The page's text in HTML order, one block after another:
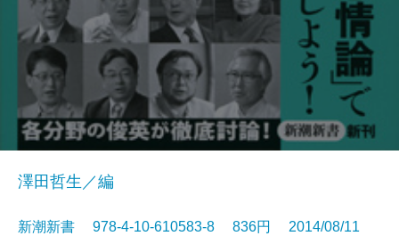
澤田哲生／編
新潮新書 978-4-10-610583-8 836円 2014/08/11